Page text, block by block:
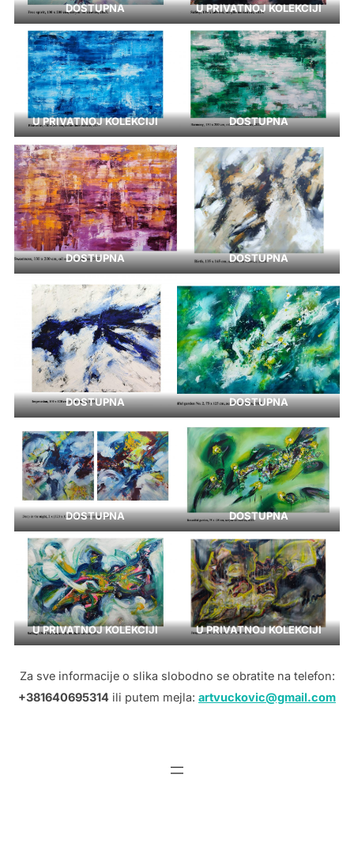
DOSTUPNA U PRIVATNOJ KOLEKCIJI
U PRIVATNOJ KOLEKCIJI DOSTUPNA
DOSTUPNA DOSTUPNA
DOSTUPNA DOSTUPNA
DOSTUPNA DOSTUPNA
U PRIVATNOJ KOLEKCIJI U PRIVATNOJ KOLEKCIJI
Za sve informacije o slika slobodno se obratite na telefon:
+381640695314 ili putem mejla: artvuckovic@gmail.com